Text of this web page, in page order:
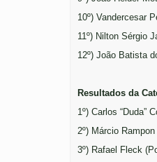
10º) Vandercesar
11º) Nilton Sérgio
12º) João Batista
Resultados da
1º) Carlos “Duda”
2º) Márcio
3º) Rafael Fleck